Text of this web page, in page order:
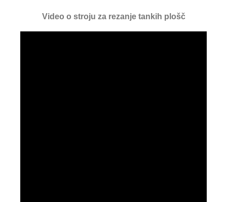
Video o stroju za rezanje tankih plošč